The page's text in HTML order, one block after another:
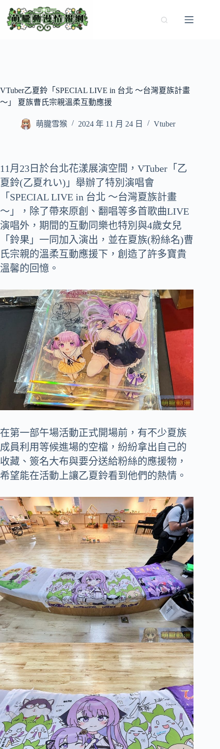
至
VTuber乙夏鈴「SPECIAL LIVE in 台北 ～台灣夏族計畫
～」 夏族曹氏宗親溫柔互動應援
萌朧雪猴 2024 年 11 月 24 日 Vtuber
11月23日於台北花漾展演空間，VTuber「乙
夏鈴(乙夏れい)」舉辦了特別演唱會
「SPECIAL LIVE in 台北 ～台灣夏族計畫
～」，除了帶來原創、翻唱等多首歌曲LIVE
演唱外，期間的互動同樂也特別與4歲女兒
「鈴果」一同加入演出，並在夏族(粉絲名)曹
氏宗親的溫柔互動應援下，創造了許多寶貴
溫馨的回憶。
在第一部午場活動正式開場前，有不少夏族
成員利用等候進場的空檔，紛紛拿出自己的
收藏、簽名大布與要分送給粉絲的應援物，
希望能在活動上讓乙夏鈴看到他們的熱情。